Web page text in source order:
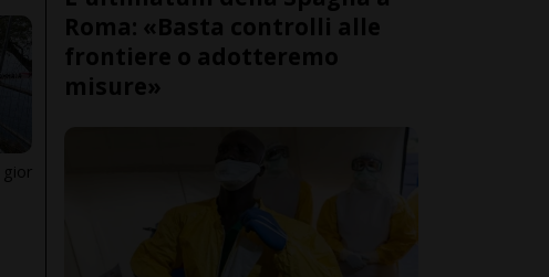
gior
Roma: «Basta controlli alle
frontiere o adotteremo
misure»